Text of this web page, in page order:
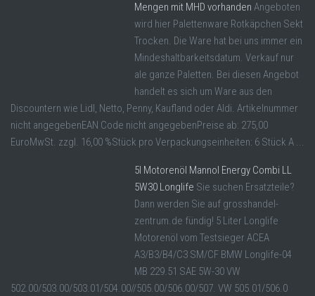
Mengen mit MHD vorhanden Angeboten
wird hier Palettenware Rotkäpchen Sekt
Trocken. Die Ware hat bei uns immer ein
Mindeshaltbarkeitsdatum. Verkauf nur
ale ganze Paletten. Bei diesen Angebot
handelt es sich um Ware aus den
Discountern wie Lidl, Netto, Penny, Kaufland oder Aldi. Artikelnummer
nicht angegebenEAN Code nicht angegebenPreise ab: 275,00
EuroMwSt. zzgl. 16,00 %Stück pro Verpackungseinheiten: 6 Stück A ...
5l Motorenöl Mannol Energy Combi LL
5W30 Longlife Sie suchen Ersatzteile?
Dann werden Sie auf grosshandel-
zentrum.de fündig! 5 Liter Longlife
Motorenöl vom Testsieger ACEA
A3/B3/B4/C3 SM/CF BMW Longlife-04
MB 229.51 SAE 5W-30 VW
502.00/503.00/503.01/504.00//505.00/506.00/507. VW 505.01/506.0